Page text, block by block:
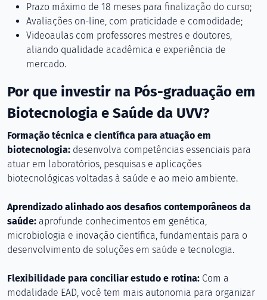
Prazo máximo de 18 meses para finalização do curso;
Avaliações on-line, com praticidade e comodidade;
Videoaulas com professores mestres e doutores,
aliando qualidade acadêmica e experiência de
mercado.
Por que investir na Pós-graduação em
Biotecnologia e Saúde da UVV?
Formação técnica e científica para atuação em
biotecnologia: desenvolva competências essenciais para
atuar em laboratórios, pesquisas e aplicações
biotecnológicas voltadas à saúde e ao meio ambiente.
Aprendizado alinhado aos desafios contemporâneos da
saúde: aprofunde conhecimentos em genética,
microbiologia e inovação científica, fundamentais para o
desenvolvimento de soluções em saúde e tecnologia.
Flexibilidade para conciliar estudo e rotina: Com a
modalidade EAD, você tem mais autonomia para organizar